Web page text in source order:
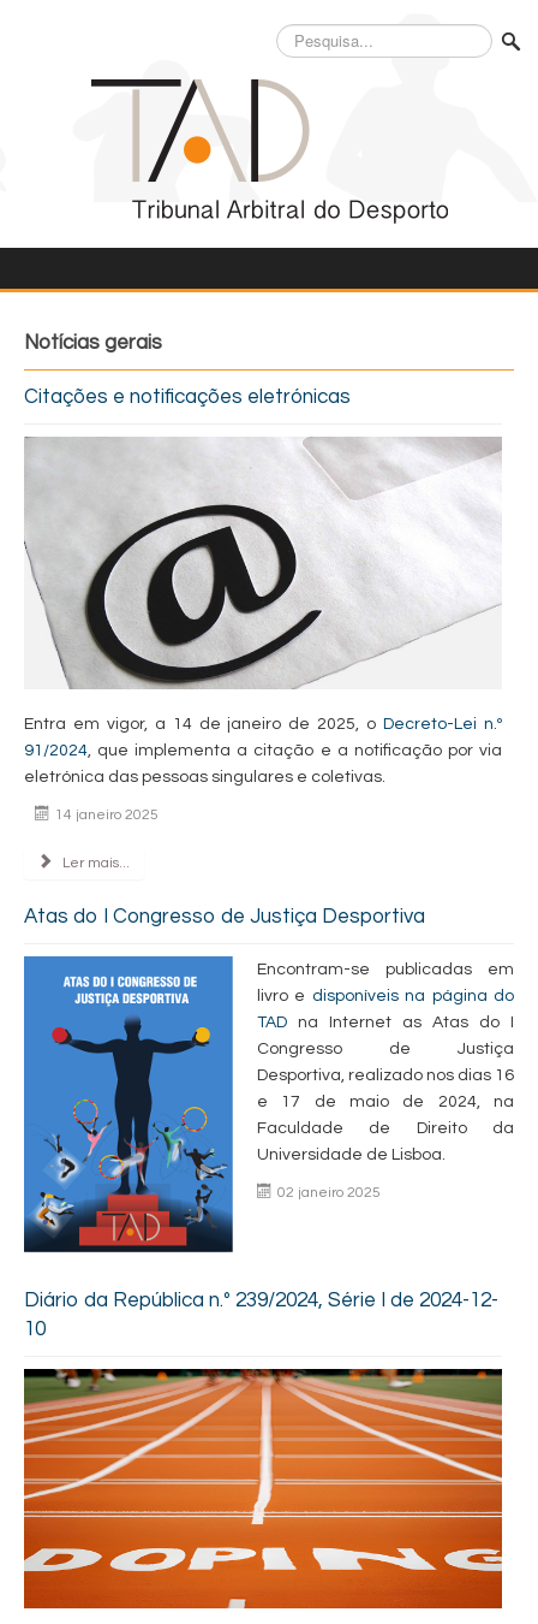
Pesquisa...
Notícias gerais
Citações e notificações eletrónicas
Entra em vigor, a 14 de janeiro de 2025, oDecreto-Lei n.º
91/2024 , que implementa a citação e a notificação por via
eletrónica das pessoas singulares e coletivas.
14 janeiro 2025
Ler mais...
Atas do I Congresso de Justiça Desportiva
Encontram-se publi­cadas em
livro e disponíveis na página do
TAD na Internet as Atas do I
Congresso de Justiça
Desportiva, realizado nos dias 16
e 17 de maio de 2024, na
Faculdade de Direito da
Universi­dade de Lisboa.
02 janeiro 2025
Diário da República n.º 239/2024, Série I de 2024-12-
10